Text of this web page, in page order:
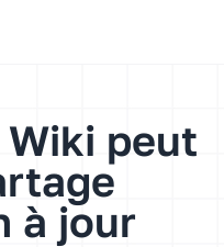
peut
à jour